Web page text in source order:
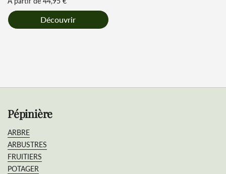
Découvrir
Pépinière
ARBRE
ARBUSTRES
FRUITIERS
POTAGER